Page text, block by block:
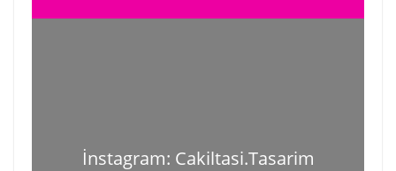
İnstagram: Cakiltasi.Tasarim